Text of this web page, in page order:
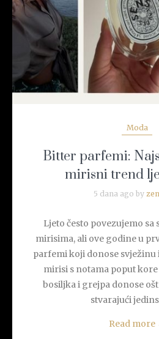
READ MORE
Moda
Bitter parfemi:
mirisni trend
5 dana ago by
Ljeto često povezujemo
mirisima, ali ove godine u
parfemi koji donose svježinu
mirisi s notama poput
bosiljka i grejpa donose
stvarajući
Read more